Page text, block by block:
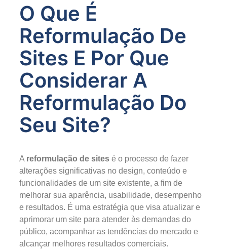
O Que É
Reformulação De
Sites E Por Que
Considerar A
Reformulação Do
Seu Site?
A reformulação de sites é o processo de fazer
alterações significativas no design, conteúdo e
funcionalidades de um site existente, a fim de
melhorar sua aparência, usabilidade, desempenho
e resultados. É uma estratégia que visa atualizar e
aprimorar um site para atender às demandas do
público, acompanhar as tendências do mercado e
alcançar melhores resultados comerciais.